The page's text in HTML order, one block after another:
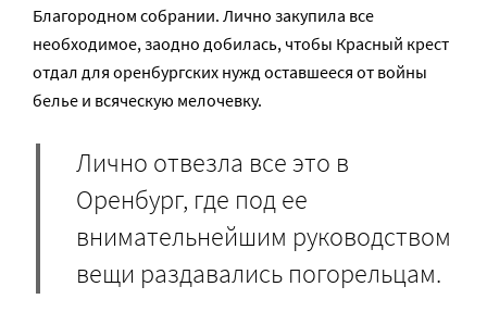
Благородном собрании. Лично закупила все
необходимое, заодно добилась, чтобы Красный крест
отдал для оренбургских нужд оставшееся от войны
белье и всяческую мелочевку.
Лично отвезла все это в
Оренбург, где под ее
внимательнейшим руководством
вещи раздавались погорельцам.